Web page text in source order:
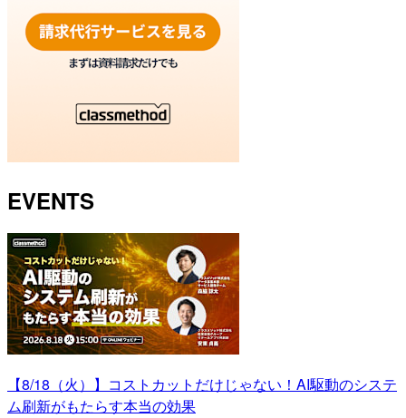
EVENTS
【8/18（火）】コストカットだけじゃない！AI駆動のシステ
ム刷新がもたらす本当の効果